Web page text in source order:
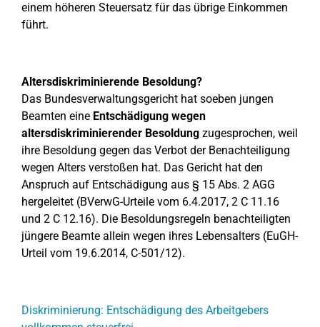
einem höheren Steuersatz für das übrige Einkommen
führt.
Altersdiskriminierende Besoldung?
Das Bundesverwaltungsgericht hat soeben jungen
Beamten eine Entschädigung wegen
altersdiskriminierender Besoldung zugesprochen, weil
ihre Besoldung gegen das Verbot der Benachteiligung
wegen Alters verstoßen hat. Das Gericht hat den
Anspruch auf Entschädigung aus § 15 Abs. 2 AGG
hergeleitet (BVerwG-Urteile vom 6.4.2017, 2 C 11.16
und 2 C 12.16). Die Besoldungsregeln benachteiligten
jüngere Beamte allein wegen ihres Lebensalters (EuGH-
Urteil vom 19.6.2014, C-501/12).
Diskriminierung: Entschädigung des Arbeitgebers